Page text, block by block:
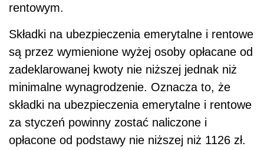
rentowym.
Składki na ubezpieczenia emerytalne i rentowe
są przez wymienione wyżej osoby opłacane od
zadeklarowanej kwoty nie niższej jednak niż
minimalne wynagrodzenie. Oznacza to, że
składki na ubezpieczenia emerytalne i rentowe
za styczeń powinny zostać naliczone i
opłacone od podstawy nie niższej niż 1126 zł.